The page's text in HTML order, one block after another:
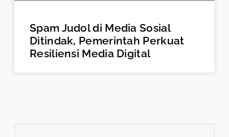
Spam Judol di Media Sosial
Ditindak, Pemerintah Perkuat
Resiliensi Media Digital